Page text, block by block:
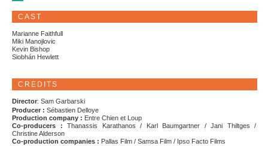
CAST
Marianne Faithfull
Miki Manojlovic
Kevin Bishop
Siobhán Hewlett
CREDITS
Director: Sam Garbarski
Producer : Sébastien Delloye
Production company : Entre Chien et Loup
Co-producers : Thanassis Karathanos / Karl Baumgartner / Jani Thiltges /
Christine Alderson
Co-production companies : Pallas Film / Samsa Film / Ipso Facto Films